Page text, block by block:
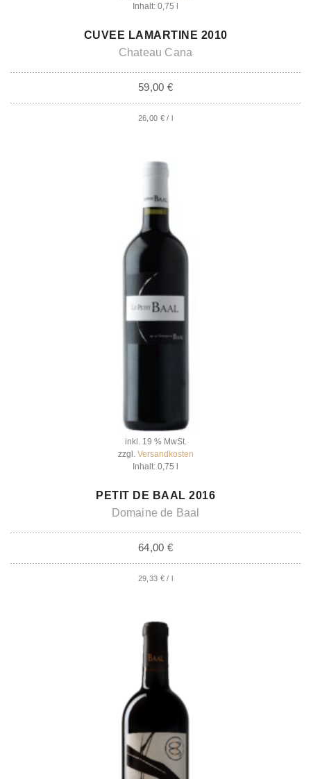
Inhalt: 0,75 l
IN DEN WARENKORB
CUVEE LAMARTINE 2010
Chateau Cana
59,00 €
26,00 €/ l
inkl. 19 % MwSt.
zzgl. Versandkosten
Inhalt: 0,75
IN DEN WARENKORB
PETIT DE BAAL 2016
Domaine de Baal
64,00 €
29,33 €/